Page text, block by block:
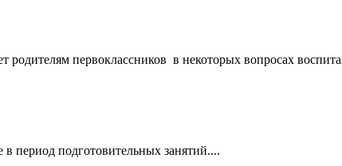
первоклассников в некоторых вопросах
период подготовительных занятий....